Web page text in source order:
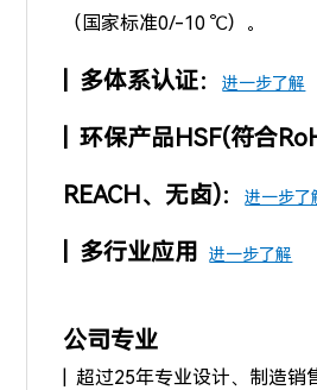
（国家标准0/-10 ℃）。
| 多体系认证：进一步了解
| 环保产品HSF(符合
REACH、无卤)：进一步了
| 多行业应用 进一步了解
公司专业
| 超过25年专业设计、制造销